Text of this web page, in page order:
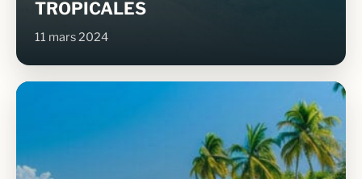
TROPICALES
11 mars 2024